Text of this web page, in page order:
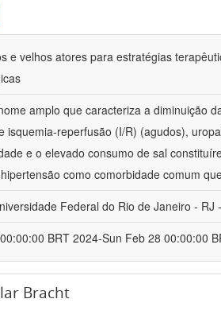
e velhos atores para estratégias
amplo que caracteriza a diminuição
isquemia-reperfusão (I/R) (agudos),
e o elevado consumo de sal
como comorbidade comum
Federal do Rio de Janeiro - RJ
BRT 2024-Sun Feb 28 00:00:00
Bracht